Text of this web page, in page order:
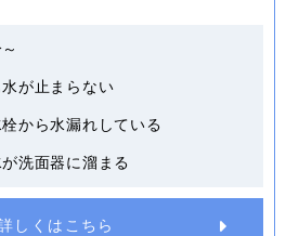
が止まらない
から水漏れしている
洗面器に溜まる
しくはこちら